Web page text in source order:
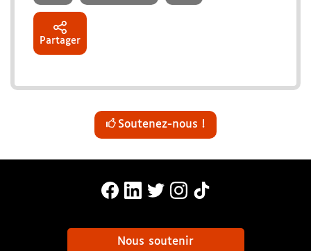
Partager
Soutenez-nous !
MonaLira Sur Facebook (nouvelle
MonaLira Sur Linkedin
MonaLira Sur Twitter
MonaLira Sur
Nous soutenir